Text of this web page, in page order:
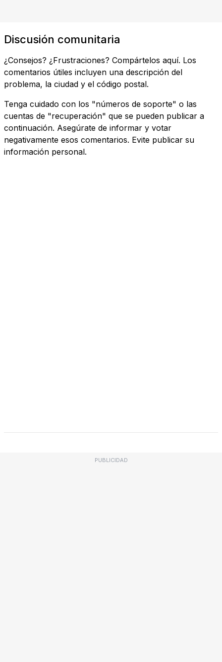
Discusión comunitaria
¿Consejos? ¿Frustraciones? Compártelos aquí. Los
comentarios útiles incluyen una descripción del
problema, la ciudad y el código postal.
Tenga cuidado con los "números de soporte" o las
cuentas de "recuperación" que se pueden publicar a
continuación. Asegúrate de informar y votar
negativamente esos comentarios. Evite publicar su
información personal.
PUBLICIDAD